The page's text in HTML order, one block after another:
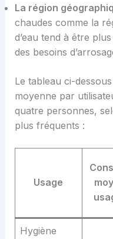
La région
chaudes comme la
d’eau tend à être
des besoins
Le tableau ci-
moyenne par
quatre personnes,
plus fréquents :
Usage
Hygiène